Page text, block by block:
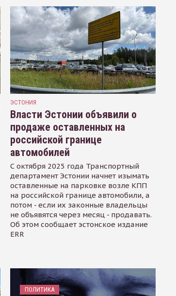
ЭСТОНИЯ
Власти Эстонии объявили о
продаже оставленных на
российской границе
автомобилей
С октября 2025 года Транспортный
департамент Эстонии начнет изымать
оставленные на парковке возле КПП
на российской границе автомобили, а
потом - если их законные владельцы
не объявятся через месяц - продавать.
Об этом сообщает эстонское издание
ERR
ПОЛИТИКА